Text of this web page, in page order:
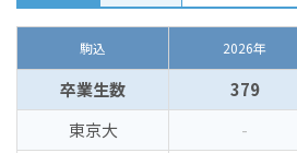
駒込 2026年
卒業生数 379
東京大
-